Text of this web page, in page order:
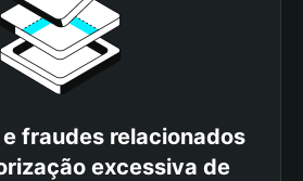
fraudes relacionados
excessiva de